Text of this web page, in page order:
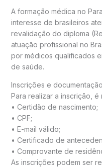
A formação médica no
interesse de brasileiros
revalidação do diploma
atuação profissional no
por médicos qualificados
de saúde.
Inscrições e documentação
Para realizar a inscrição,
• Certidão de nascimento;
• CPF;
• E-mail válido;
• Certificado de
• Comprovante de
As inscrições podem ser